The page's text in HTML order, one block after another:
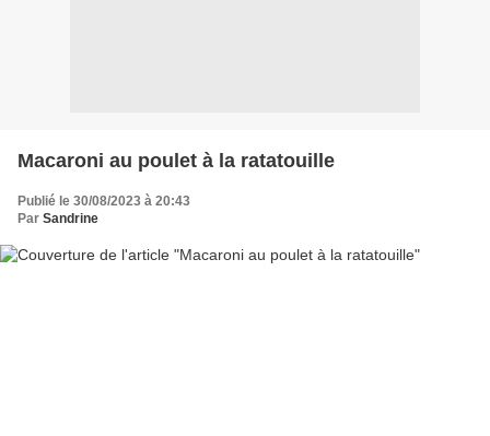
Macaroni au poulet à la ratatouille
Publié le 30/08/2023 à 20:43
Par Sandrine